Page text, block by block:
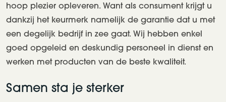
hoop plezier opleveren. Want als consument krijgt u
dankzij het keurmerk namelijk de garantie dat u met
een degelijk bedrijf in zee gaat. Wij hebben enkel
goed opgeleid en deskundig personeel in dienst en
werken met producten van de beste kwaliteit.
Samen sta je sterker